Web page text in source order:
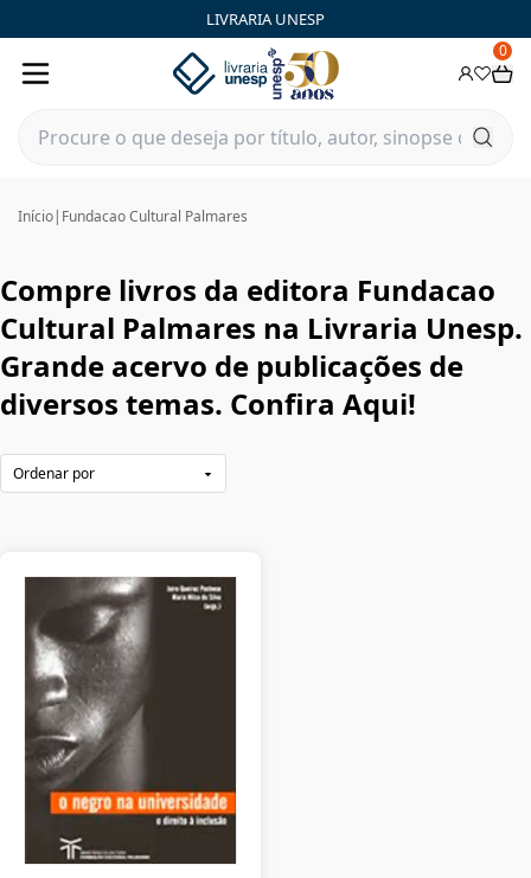
LIVRARIA UNESP
0
Início| Fundacao Cultural Palmares
Compre livros da editora Fundacao
Cultural Palmares na Livraria Unesp.
Grande acervo de publicações de
diversos temas. Confira Aqui!
Fundacao Cultural Palmares|Livraria Unesp | FastStore